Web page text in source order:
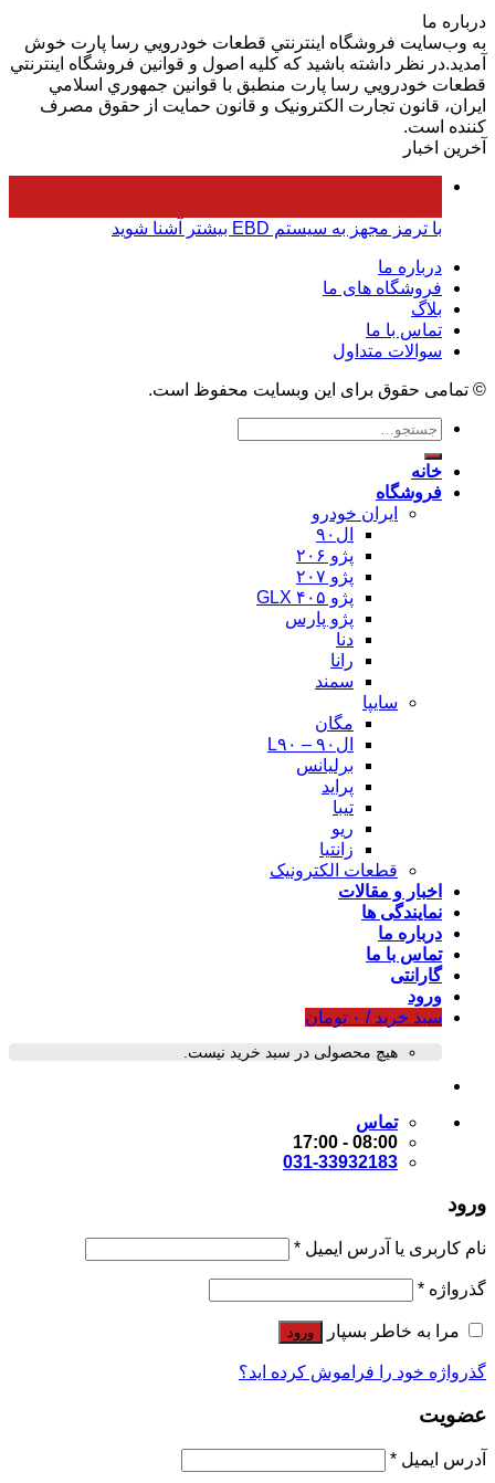
درباره ما
به وب‌سايت فروشگاه اينترنتي قطعات خودرويي رسا پارت خوش
آمديد.در نظر داشته باشيد که کليه اصول و قوانين فروشگاه اينترنتي
قطعات خودرويي رسا پارت منطبق با قوانين جمهوري اسلامي
ايران، قانون تجارت الکترونيک و قانون حمايت از حقوق مصرف
کننده است.
آخرین اخبار
با ترمز مجهز به سیستم EBD بیشتر آشنا شوید
درباره ما
فروشگاه های ما
بلاگ
تماس با ما
سوالات متداول
© تمامی حقوق برای این وبسایت محفوظ است.
جستجو
خانه
فروشگاه
ایران خودرو
ال۹۰
پژو ۲۰۶
پژو ۲۰۷
پژو ۴۰۵ GLX
پژو پارس
دنا
رانا
سمند
سایپا
مگان
ال۹۰ – L۹۰
برلیانس
پراید
تیبا
ریو
زانتیا
قطعات الکترونیک
اخبار و مقالات
نمایندگی ها
درباره ما
تماس با ما
گارانتی
ورود
سبد خرید / ۰ تومان
هیچ محصولی در سبد خرید نیست.
تماس
08:00 - 17:00
031-33932183
ورود
نام کاربری یا آدرس ایمیل *
گذرواژه *
مرا به خاطر بسپار ورود
گذرواژه خود را فراموش کرده اید؟
عضویت
آدرس ایمیل *